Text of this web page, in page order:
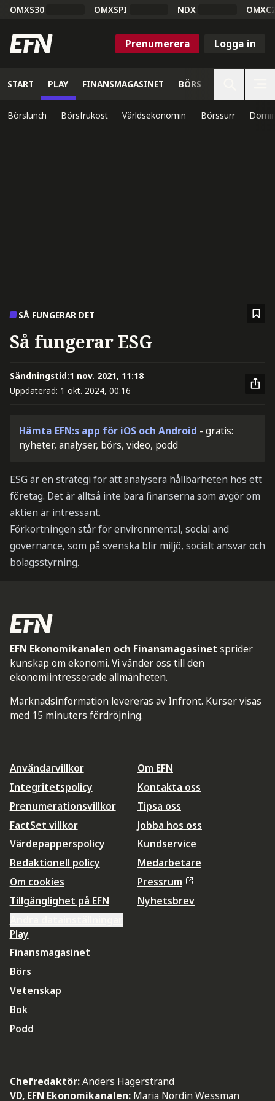
OMXS30 OMXSPI NDX
Prenumerera Logga in
START PLAY FINANSMAGASINET BÖRS
Börslunch Börsfrukost Världsekonomin Börssurr
SÅ FUNGERAR DET
Så fungerar ESG
Sändningstid:1 nov. 2021, 11:18
Uppdaterad: 1 okt. 2024, 00:16
Hämta EFN:s app för iOS och Android - gratis:
nyheter, analyser, börs, video, podd
ESG är en strategi för att analysera hållbarheten hos ett
företag. Det är alltså inte bara finanserna som avgör om
aktien är intressant.
Förkortningen står för environmental, social and
governance, som på svenska blir miljö, socialt ansvar och
bolagsstyrning.
EFN Ekonomikanalen och Finansmagasinet sprider
kunskap om ekonomi. Vi vänder oss till den
ekonomiintresserade allmänheten.
Marknadsinformation levereras av Infront. Kurser visas
med 15 minuters fördröjning.
Användarvillkor
Integritetspolicy
Prenumerationsvillkor
FactSet villkor
Värdepapperspolicy
Redaktionell policy
Om cookies
Tillgänglighet på EFN
Om EFN
Kontakta oss
Tipsa oss
Jobba hos oss
Kundservice
Medarbetare
Pressrum
Nyhetsbrev
Play
Finansmagasinet
Börs
Vetenskap
Bok
Podd
Chefredaktör:Anders Hägerstrand
VD, EFN Ekonomikanalen: Maria Nordin Wessman